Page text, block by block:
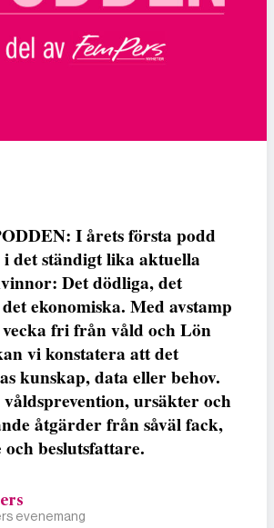
I årets första podd
det ständigt lika aktuella
Det dödliga, det
ekonomiska. Med avstamp
vecka fri från våld och Lön
vi konstatera att det
kunskap, data eller behov.
ursäkter och
åtgärder från såväl fack,
beslutsfattare.
evenemang